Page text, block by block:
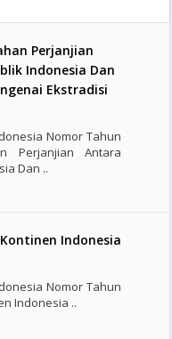
Perjanjian
Indonesia Dan
Ekstradisi
Nomor Tahun
Perjanjian Antara
Dan ..
Indonesia
Nomor Tahun
Indonesia ..